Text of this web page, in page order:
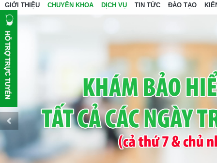
GIỚI THIỆU CHUYÊN KHOA DỊCH VỤ TIN TỨC ĐÀO TẠO